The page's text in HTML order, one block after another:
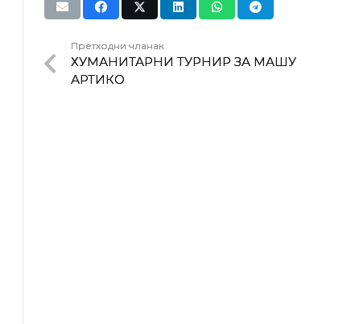
Претходни чланак
ХУМАНИТАРНИ ТУРНИР ЗА МАШУ
АРТИКО